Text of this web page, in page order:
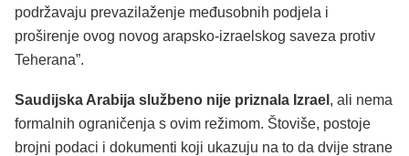
podržavaju prevazilaženje međusobnih podjela i
proširenje ovog novog arapsko-izraelskog saveza protiv
Teherana”.
Saudijska Arabija službeno nije priznala Izrael , ali nema
formalnih ograničenja s ovim režimom. Štoviše, postoje
brojni podaci i dokumenti koji ukazuju na to da dvije strane